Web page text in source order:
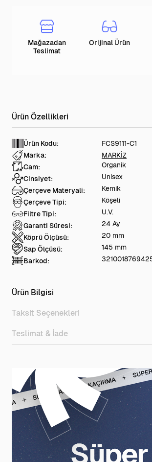
Mağazadan
Teslimat
Orijinal Ürün
Ürün Kodu:
FCS9111-C1
Marka:
MARKİZ
Cam:
Organik
Cinsiyet:
Unisex
Çerçeve Materyali:
Kemik
Çerçeve Tipi:
Köşeli
Filtre Tipi:
U.V.
Garanti Süresi:
24 Ay
Köprü Ölçüsü:
20 mm
Sap Ölçüsü:
145 mm
Barkod:
Ürün Bilgisi
Taksit Seçenekleri
Teslimat & İade